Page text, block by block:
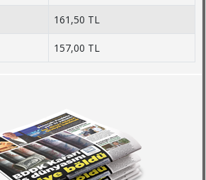
161,50 TL
157,00 TL